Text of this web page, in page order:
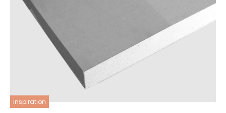
inspiration